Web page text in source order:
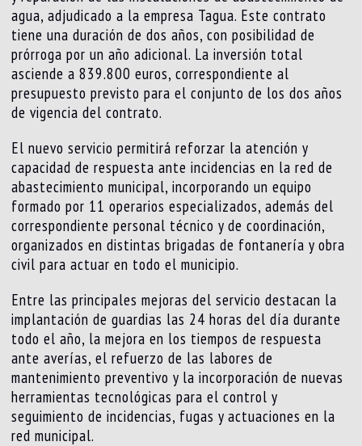
agua, adjudicado a la empresa Tagua. Este contrato
tiene una duración de dos años, con posibilidad de
prórroga por un año adicional. La inversión total
asciende a 839.800 euros, correspondiente al
presupuesto previsto para el conjunto de los dos años
de vigencia del contrato.
El nuevo servicio permitirá reforzar la atención y
capacidad de respuesta ante incidencias en la red de
abastecimiento municipal, incorporando un equipo
formado por 11 operarios especializados, además del
correspondiente personal técnico y de coordinación,
organizados en distintas brigadas de fontanería y obra
civil para actuar en todo el municipio.
Entre las principales mejoras del servicio destacan la
implantación de guardias las 24 horas del día durante
todo el año, la mejora en los tiempos de respuesta
ante averías, el refuerzo de las labores de
mantenimiento preventivo y la incorporación de nuevas
herramientas tecnológicas para el control y
seguimiento de incidencias, fugas y actuaciones en la
red municipal.